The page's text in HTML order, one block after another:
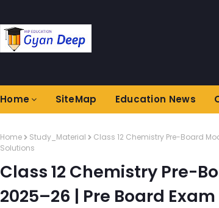
Home SiteMap Education News
Home Study_Material
Class 12 Chemistry Pre-Board
Solutions
Class 12 Chemistry Pre-
2025–26 | Pre Board